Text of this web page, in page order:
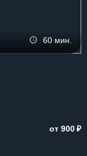
60 мин.
от 900₽